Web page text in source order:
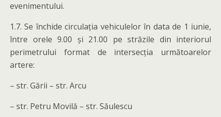
evenimentului.
1.7. Se închide circulația vehiculelor în data de 1 iunie,
între orele 9.00 și 21.00 pe străzile din interiorul
perimetrului format de intersecția următoarelor
artere:
– str. Gării – str. Arcu
– str. Petru Movilă – str. Săulescu